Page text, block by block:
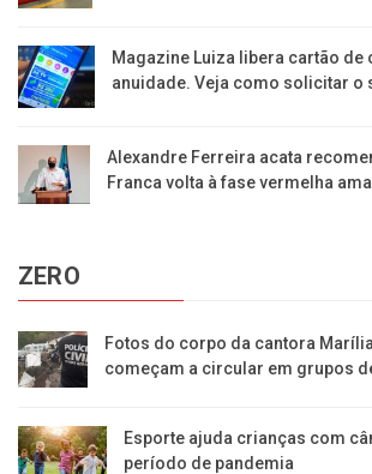
Magazine Luiza libera cartão de
anuidade. Veja como solicitar o
Alexandre Ferreira acata
Franca volta à fase vermelha
ZERO
Fotos do corpo da cantora
começam a circular em grupos
Esporte ajuda crianças com
período de pandemia